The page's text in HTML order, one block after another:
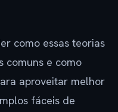
como essas teorias
comuns e como
aproveitar melhor
fáceis de